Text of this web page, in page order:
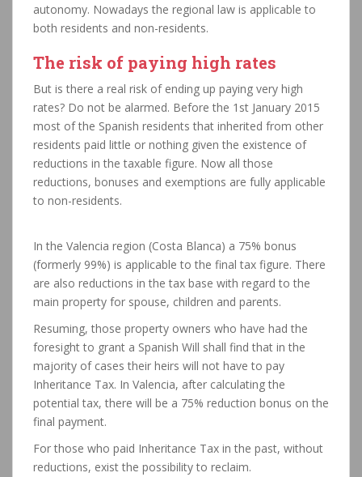
autonomy. Nowadays the regional law is applicable to
both residents and non-residents.
The risk of paying high rates
But is there a real risk of ending up paying very high
rates? Do not be alarmed. Before the 1st January 2015
most of the Spanish residents that inherited from other
residents paid little or nothing given the existence of
reductions in the taxable figure. Now all those
reductions, bonuses and exemptions are fully applicable
to non-residents.
In the Valencia region (Costa Blanca) a 75% bonus
(formerly 99%) is applicable to the final tax figure. There
are also reductions in the tax base with regard to the
main property for spouse, children and parents.
Resuming, those property owners who have had the
foresight to grant a Spanish Will shall find that in the
majority of cases their heirs will not have to pay
Inheritance Tax. In Valencia, after calculating the
potential tax, there will be a 75% reduction bonus on the
final payment.
For those who paid Inheritance Tax in the past, without
reductions, exist the possibility to reclaim.